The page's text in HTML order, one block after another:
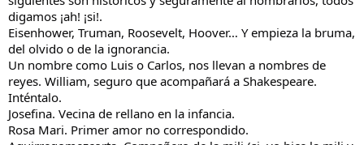
digamos ¡ah! ¡si!.
Eisenhower, Truman, Roosevelt, Hoover… Y empieza la bruma,
del olvido o de la ignorancia.
Un nombre como Luis o Carlos, nos llevan a nombres de
reyes. William, seguro que acompañará a Shakespeare.
Inténtalo.
Josefina. Vecina de rellano en la infancia.
Rosa Mari. Primer amor no correspondido.